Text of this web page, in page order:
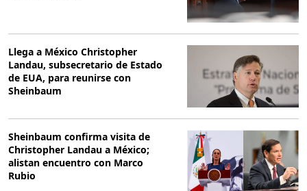
Llega a México Christopher
Landau, subsecretario de Estado
de EUA, para reunirse con
Sheinbaum
Sheinbaum confirma visita de
Christopher Landau a México;
alistan encuentro con Marco
Rubio